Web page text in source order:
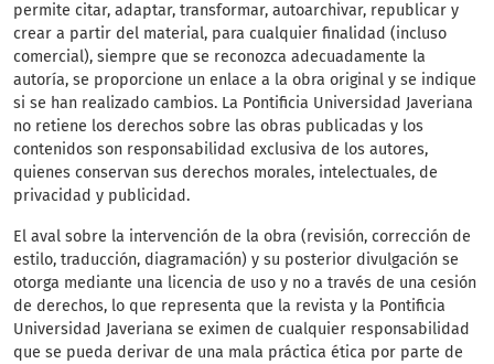
permite citar, adaptar, transformar, autoarchivar, republicar y
crear a partir del material, para cualquier finalidad (incluso
comercial), siempre que se reconozca adecuadamente la
autoría, se proporcione un enlace a la obra original y se indique
si se han realizado cambios. La Pontificia Universidad Javeriana
no retiene los derechos sobre las obras publicadas y los
contenidos son responsabilidad exclusiva de los autores,
quienes conservan sus derechos morales, intelectuales, de
privacidad y publicidad.
El aval sobre la intervención de la obra (revisión, corrección de
estilo, traducción, diagramación) y su posterior divulgación se
otorga mediante una licencia de uso y no a través de una cesión
de derechos, lo que representa que la revista y la Pontificia
Universidad Javeriana se eximen de cualquier responsabilidad
que se pueda derivar de una mala práctica ética por parte de